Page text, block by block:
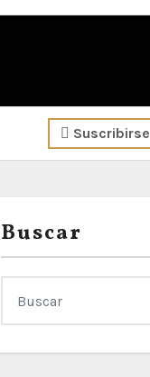
Suscribirse
Buscar